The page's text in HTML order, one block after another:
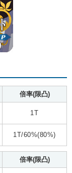
倍率(限凸)
1T
1T/60%(80%)
倍率(限凸)